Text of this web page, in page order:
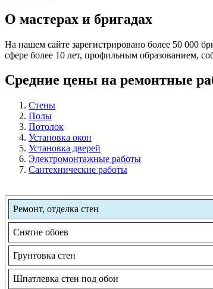
О мастерах и бригадах
На нашем сайте зарегистрировано более 50 000
сфере более 10 лет, профильным образованием,
Средние цены на ремонтные
Стены
Полы
Потолок
Установка окон
Установка дверей
Электромонтажные работы
Сантехнические работы
Ремонт, отделка стен
Снятие обоев
Грунтовка стен
Шпатлевка стен под обои